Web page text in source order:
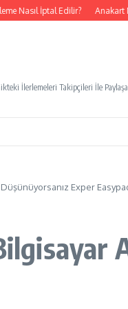
Nasıl İptal Edilir? Anakart
İlerlemeleri Takipçileri İle
Exper